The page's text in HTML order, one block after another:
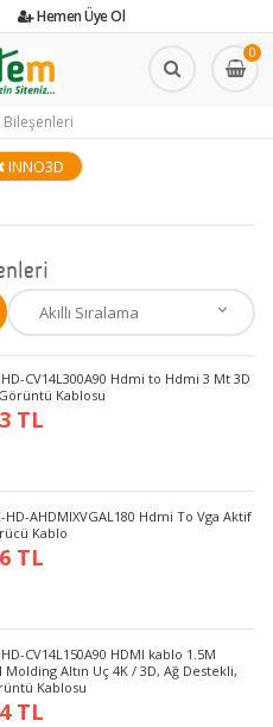
Hemen Üye Ol
0
Bileşenleri
INNO3D
CV14L300A90 Hdmi to Hdmi 3 Mt 3D
Kablosu
TL
HD-AHDMIXVGAL180 Hdmi To Vga Aktif
Kablo
TL
CV14L150A90 HDMI kablo 1.5M
Molding Altın Uç 4K / 3D, Ağ Destekli,
Kablosu
TL